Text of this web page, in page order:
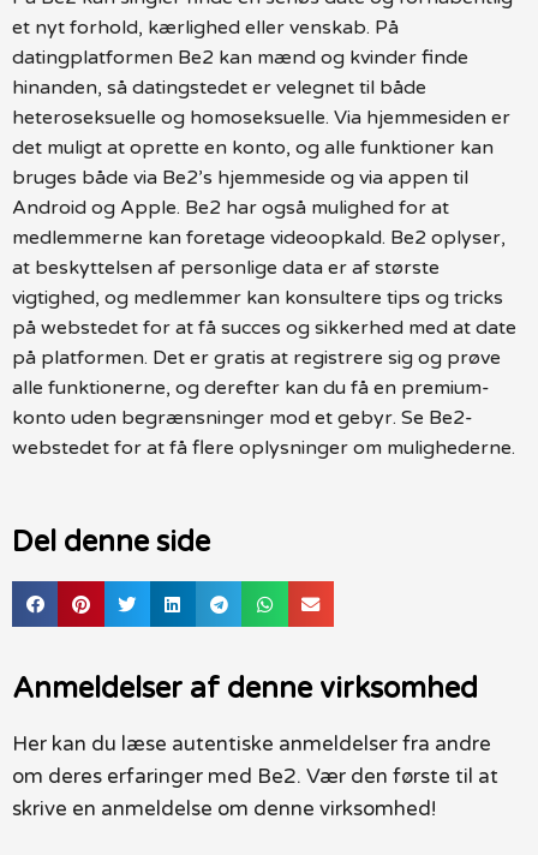
et nyt forhold, kærlighed eller venskab. På
datingplatformen Be2 kan mænd og kvinder finde
hinanden, så datingstedet er velegnet til både
heteroseksuelle og homoseksuelle. Via hjemmesiden er
det muligt at oprette en konto, og alle funktioner kan
bruges både via Be2’s hjemmeside og via appen til
Android og Apple. Be2 har også mulighed for at
medlemmerne kan foretage videoopkald. Be2 oplyser,
at beskyttelsen af personlige data er af største
vigtighed, og medlemmer kan konsultere tips og tricks
på webstedet for at få succes og sikkerhed med at date
på platformen. Det er gratis at registrere sig og prøve
alle funktionerne, og derefter kan du få en premium-
konto uden begrænsninger mod et gebyr. Se Be2-
webstedet for at få flere oplysninger om mulighederne.
Del denne side
Anmeldelser af denne virksomhed
Her kan du læse autentiske anmeldelser fra andre
om deres erfaringer med Be2. Vær den første til at
skrive en anmeldelse om denne virksomhed!